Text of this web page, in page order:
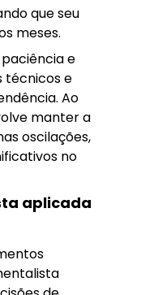
que seu
meses.
e
técnicos e
Ao
manter a
oscilações,
no
aplicada